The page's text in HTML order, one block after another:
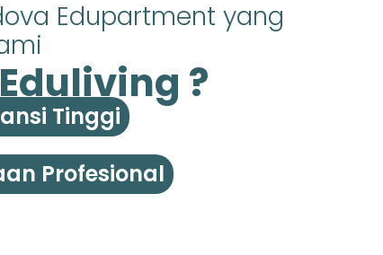
Edupartment yang
?
Tinggi
Profesional